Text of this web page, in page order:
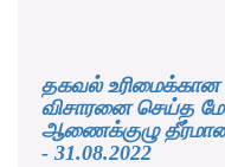
தகவல்
விசாரனை செய்த
ஆணைக்குழு
- 31.08.2022